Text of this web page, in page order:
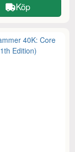
Köp